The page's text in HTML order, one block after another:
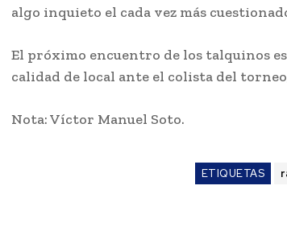
algo inquieto el cada vez más
El próximo encuentro de los talquinos es
calidad de local ante el colista del
Nota: Víctor Manuel Soto.
ETIQUETAS